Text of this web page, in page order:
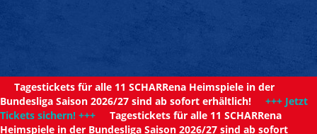
Tagestickets für alle 11 SCHARRena Heimspiele in der
Bundesliga Saison 2026/27 sind ab sofort erhältlich! +++ Jetzt
Tickets sichern! +++ Tagestickets für alle 11 SCHARRena
Heimspiele in der Bundesliga Saison 2026/27 sind ab sofort